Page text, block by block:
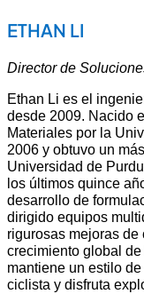
ETHAN LI
Director de
Ethan Li es el
desde 2009. Nacido
Materiales por la
2006 y obtuvo un
Universidad de
los últimos quince
desarrollo de
dirigido equipos
rigurosas mejoras
crecimiento global
mantiene un estilo
ciclista y disfruta